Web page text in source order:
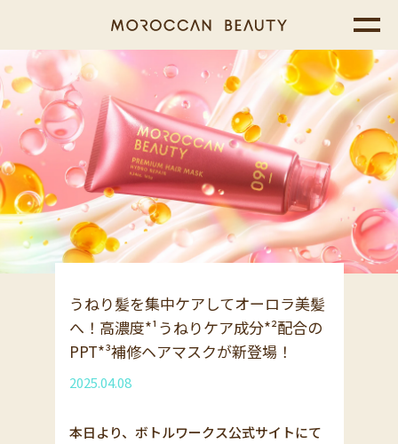
うねり髪を集中ケアしてオーロラ美髪
へ！高濃度*¹うねりケア成分*²配合の
PPT*³補修ヘアマスクが新登場！
2025.04.08
本日より、ボトルワークス公式サイトにて